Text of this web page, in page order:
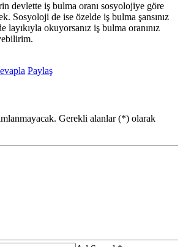
devlette iş bulma oranı sosyolojiye göre
Sosyoloji de ise özelde iş bulma şansınız
layıkıyla okuyorsanız iş bulma oranınız
Paylaş
Gerekli alanlar (*) olarak